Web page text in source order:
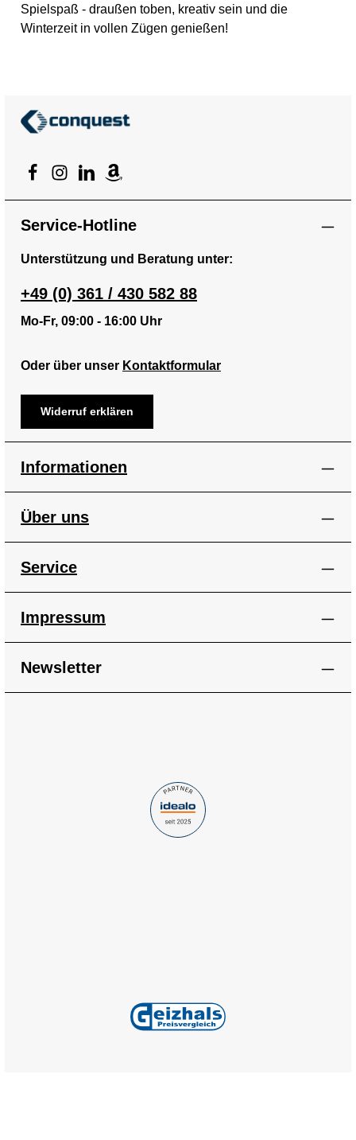
Spielspaß - draußen toben, kreativ sein und die
Winterzeit in vollen Zügen genießen!
Service-Hotline
Unterstützung und Beratung unter:
+49 (0) 361 / 430 582 88
Mo-Fr, 09:00 - 16:00 Uhr
Oder über unser Kontaktformular
Widerruf erklären
Informationen
Über uns
Service
Impressum
Newsletter